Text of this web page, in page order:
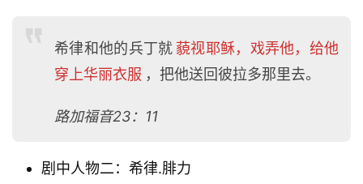
希律和他的兵丁就 藐视耶稣，戏弄他，给他
穿上华丽衣服 ，把他送回彼拉多那里去。
路加福音23：11
剧中人物二：希律.腓力